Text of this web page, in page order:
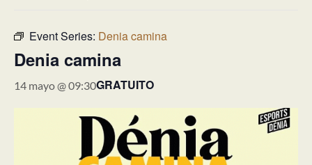
Event Series: Denia camina
Denia camina
14 mayo @ 09:30GRATUITO